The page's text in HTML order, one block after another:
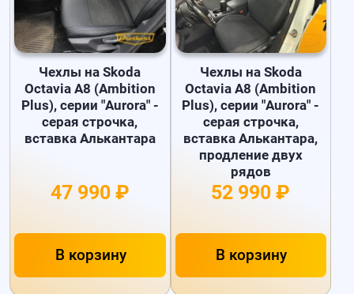
Чехлы на Skoda
Octavia A8 (Ambition
Plus), серии "Aurora" -
серая строчка,
вставка Алькантара
47 990 ₽
В корзину
Чехлы на Skoda
Octavia A8 (Ambition
Plus), серии "Aurora" -
серая строчка,
вставка Алькантара,
продление двух
рядов
52 990 ₽
В корзину